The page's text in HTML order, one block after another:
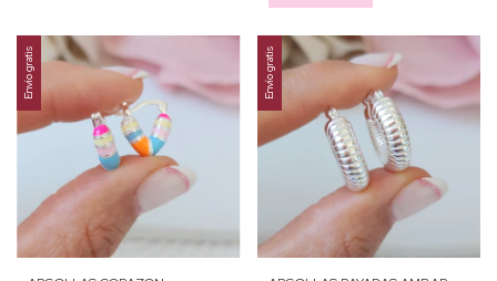
Envío gratis Envío gratis